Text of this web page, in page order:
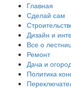
Главная
Сделай сам
Дизайн и
Все о
Ремонт
Дача и
Политика